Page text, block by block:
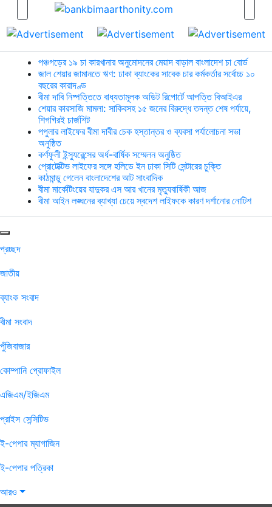
পঞ্চগড়ের ১৯ চা কারখানার অনুমোদনের মেয়াদ বাড়াল বাংলাদেশ চা বোর্ড
জাল শেয়ার জামানতে ঋণ: ঢাকা ব্যাংকের সাবেক চার কর্মকর্তার সর্বোচ্চ ১০
বছরের কারাদণ্ড
বীমা দাবি নিষ্পত্তিতে বাধ্যতামূলক অডিট রিপোর্টে আপত্তি বিআইএর
শেয়ার কারসাজি মামলা: সাকিবসহ ১৫ জনের বিরুদ্ধে তদন্ত শেষ পর্যায়ে,
শিগগিরই চার্জশিট
পপুলার লাইফের বীমা দাবীর চেক হস্তান্তর ও ব্যবসা পর্যালোচনা সভা
অনুষ্ঠিত
কর্ণফুলী ইন্স্যুরেন্সের অর্ধ-বার্ষিক সম্মেলন অনুষ্ঠিত
প্রোটেক্টিভ লাইফের সঙ্গে হলিডে ইন ঢাকা সিটি সেন্টারের চুক্তি
কাঠমান্ডু গেলেন বাংলাদেশের আট সাংবাদিক
বীমা মার্কেটিংয়ের যাদুকর এস আর খানের মৃত্যুবার্ষিকী আজ
বীমা আইন লঙ্ঘনের ব্যাখ্যা চেয়ে স্বদেশ লাইফকে কারণ দর্শানোর নোটিশ
প্রচ্ছদ
জাতীয়
ব্যাংক সংবাদ
বীমা সংবাদ
পুঁজিবাজার
কোম্পানি প্রোফাইল
এজিএম/ইজিএম
প্রাইস সেন্সিটিভ
ই-পেপার ম্যাগাজিন
ই-পেপার পত্রিকা
আরও